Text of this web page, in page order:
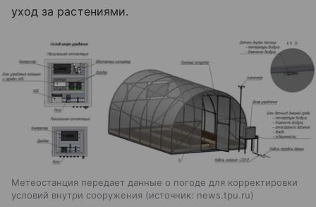
уход за растениями.
Метеостанция передает данные о погоде для корректировки
условий внутри сооружения
источник: news.tpu.ru